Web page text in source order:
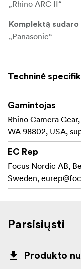
„Rhino ARC II“
Komplektą sudaro
„Panasonic“
Techninė
Gamintojas
Rhino Camera
WA 98802, USA,
EC Rep
Focus Nordic AB,
Sweden,
Parsisiųsti
Produkto